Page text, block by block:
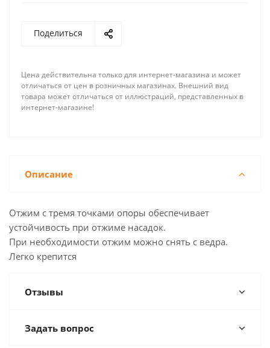
Поделиться
Цена действительна только для интернет-магазина и может
отличаться от цен в розничных магазинах. Внешний вид
товара может отличаться от иллюстраций, представленных в
интернет-магазине!
Описание
Отжим с тремя точками опоры обеспечивает
устойчивость при отжиме насадок.
При необходимости отжим можно снять с ведра.
Легко крепится
Отзывы
Задать вопрос